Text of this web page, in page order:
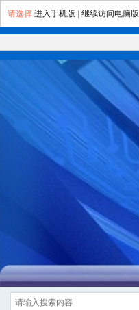
请选择 进入手机版 继续访问电脑版